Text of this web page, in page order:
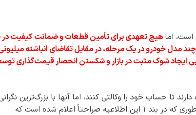
هیچ تعهدی برای تأمین قطعات و ضمانت کیفیت در
مدل خودرو در یک مرحله، در مقابل تقاضای انباشته
ایجاد شوک مثبت در بازار و شکستن انحصار قیمت‌گذاری
تنها تا ۱۰ آذر فرصت دارند تا حساب خود را وکالتی کنند، اما آنها با بزرگ‌ترین
بندهای اطلاعیه جدید سامانه وارداتی روبه رو هستند ؛ به طوری که در بند ۱ این اطلاعیه صراحتاً اعلام شده است که